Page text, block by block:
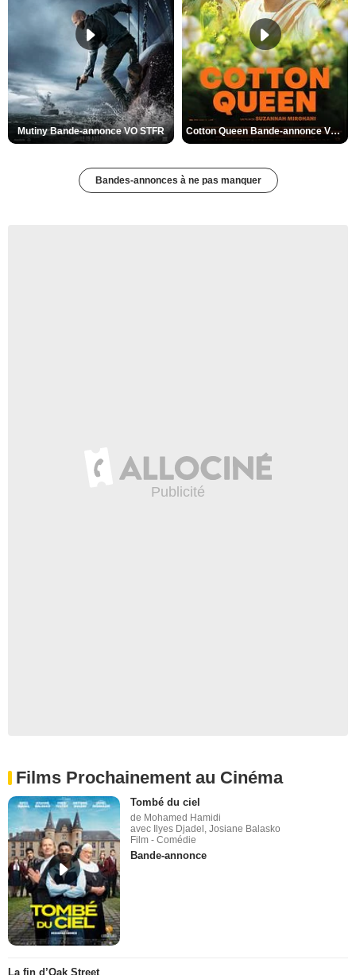
Mutiny Bande-annonce VO STFR Cotton Queen Bande-annonce VO STFR
Bandes-annonces à ne pas manquer
Films Prochainement au Cinéma
Tombé du ciel
de Mohamed Hamidi
avec Ilyes Djadel, Josiane Balasko
Film - Comédie
Bande-annonce
La fin d’Oak Street